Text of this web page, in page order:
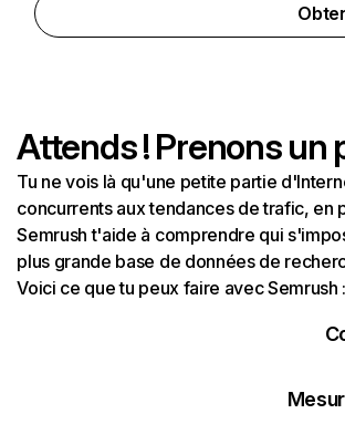
Attends ! Prenons un
Tu ne vois là qu'une petite partie
concurrents aux tendances de trafic, en
Semrush t'aide à comprendre qui
plus grande base de données de
Voici ce que tu peux faire avec Semrush